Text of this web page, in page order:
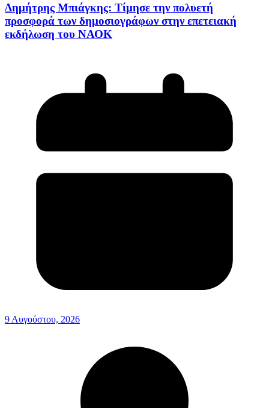
Δημήτρης Μπιάγκης: Τίμησε την πολυετή
προσφορά των δημοσιογράφων στην επετειακή
εκδήλωση του ΝΑΟΚ
9 Αυγούστου, 2026